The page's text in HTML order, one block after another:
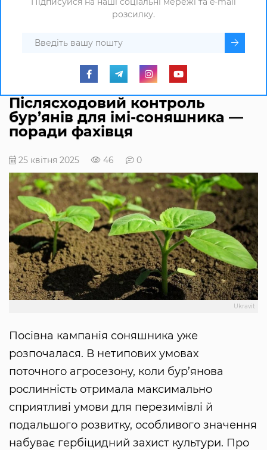
розсилку.
Післясходовий контроль
бур’янів для імі-соняшника —
поради фахівця
25 квітня 2025 46 0
Ukravit
Посівна кампанія соняшника уже
розпочалася. В нетипових умовах
поточного агросезону, коли бур’янова
рослинність отримала максимально
сприятливі умови для перезимівлі й
подальшого розвитку, особливого значення
набуває гербіцидний захист культури. Про